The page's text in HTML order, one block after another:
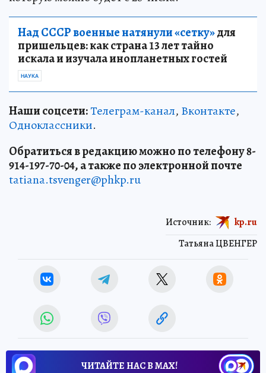
Над СССР военные натянули «сетку»для
пришельцев: как страна 13 лет тайно
искала и изучала инопланетных гостей
НАУКА
Наши соцсети:Телеграм-канал, Вконтакте,
Одноклассники.
Обратиться в редакцию можно по телефону 8-
914-197-70-04, а также по электронной почте
tatiana.tsvenger@phkp.ru
Татьяна ЦВЕНГЕР
Источник: kp.ru
ЧИТАЙТЕ НАС В МАХ!